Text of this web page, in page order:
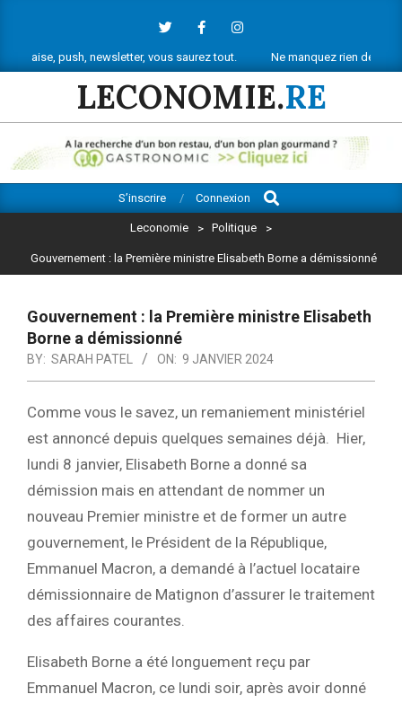
contentnewsletter, vous saurez tout. Ne manquez rien de l’actu
LECONOMIE.RE
Navigation
S’inscrire Connexion
Search
Leconomie > Politique >
Gouvernement : la Première ministre Elisabeth Borne a démissionné
Gouvernement : la Première ministre Elisabeth
Borne a démissionné
BY: SARAH PATEL ON: 9 JANVIER 2024
Comme vous le savez, un remaniement ministériel
est annoncé depuis quelques semaines déjà. Hier,
lundi 8 janvier, Elisabeth Borne a donné sa
démission mais en attendant de nommer un
nouveau Premier ministre et de former un autre
gouvernement, le Président de la République,
Emmanuel Macron, a demandé à l’actuel locataire
démissionnaire de Matignon d’assurer le traitement
des affaires courantes.
Elisabeth Borne a été longuement reçu par
Emmanuel Macron, ce lundi soir, après avoir donné